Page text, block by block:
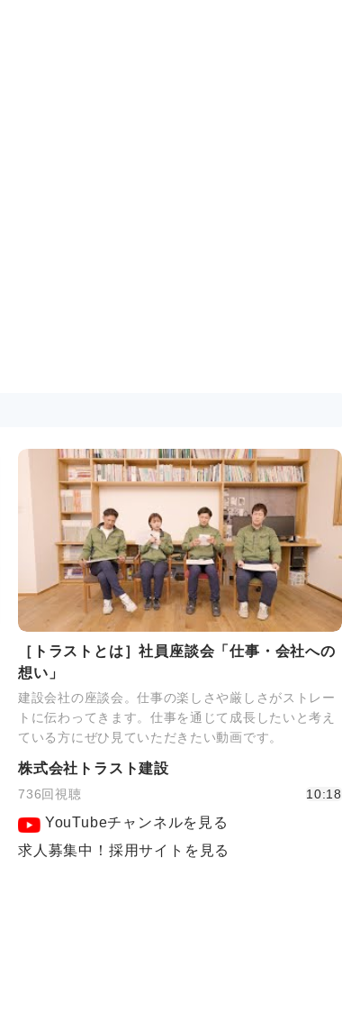
［トラストとは］社員座談会「仕事・会社への
想い」
建設会社の座談会。仕事の楽しさや厳しさがストレー
トに伝わってきます。仕事を通じて成長したいと考え
ている方にぜひ見ていただきたい動画です。
株式会社トラスト建設
736回視聴 10:18
YouTubeチャンネルを見る
求人募集中！採用サイトを見る